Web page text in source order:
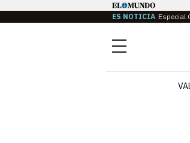
ES NOTICIA Especial
Menú